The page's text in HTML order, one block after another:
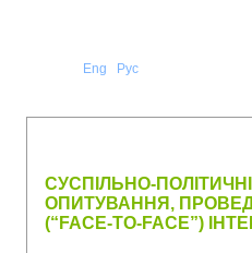
Eng Рус
СУСПІЛЬНО-
ОПИТУВАННЯ,
(“FACE-TO-FACE”)